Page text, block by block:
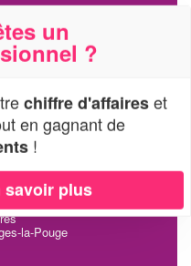
SARL
Rue
HOUSE
la-Pouge
un
?
chiffre d'affaireset
en gagnant de
!
savoir plus